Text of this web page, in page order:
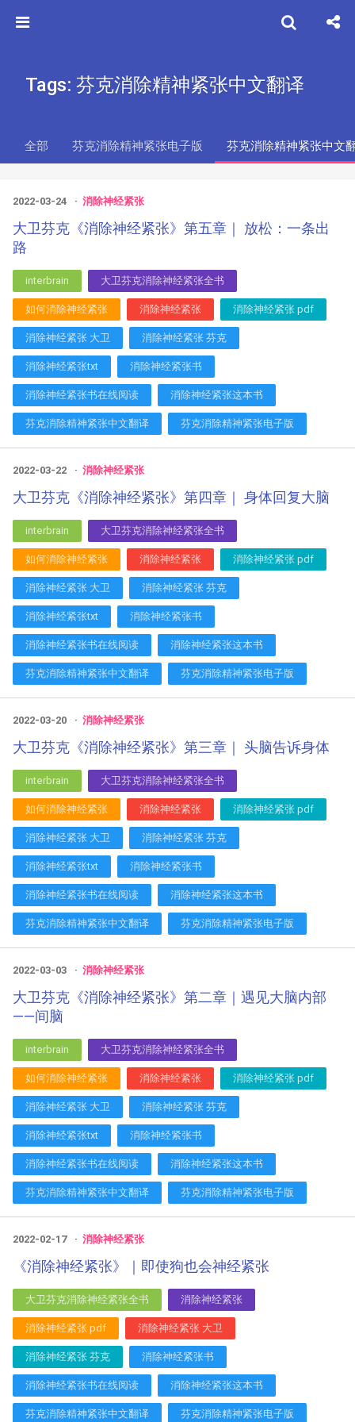
Tags: 芬克消除精神紧张中文翻译
全部 芬克消除精神紧张电子版 芬克消除精神紧张中文
2022-03-24 消除神经紧张
大卫芬克《消除神经紧张》第五章｜ 放松：一条出
路
interbrain 大卫芬克消除神经紧张全书
如何消除神经紧张 消除神经紧张 消除神经紧张 pdf
消除神经紧张 大卫 消除神经紧张 芬克
消除神经紧张txt 消除神经紧张书
消除神经紧张书在线阅读 消除神经紧张这本书
芬克消除精神紧张中文翻译 芬克消除精神紧张电子版
2022-03-22 消除神经紧张
大卫芬克《消除神经紧张》第四章｜ 身体回复大脑
interbrain 大卫芬克消除神经紧张全书
如何消除神经紧张 消除神经紧张 消除神经紧张 pdf
消除神经紧张 大卫 消除神经紧张 芬克
消除神经紧张txt 消除神经紧张书
消除神经紧张书在线阅读 消除神经紧张这本书
芬克消除精神紧张中文翻译 芬克消除精神紧张电子版
2022-03-20 消除神经紧张
大卫芬克《消除神经紧张》第三章｜ 头脑告诉身体
interbrain 大卫芬克消除神经紧张全书
如何消除神经紧张 消除神经紧张 消除神经紧张 pdf
消除神经紧张 大卫 消除神经紧张 芬克
消除神经紧张txt 消除神经紧张书
消除神经紧张书在线阅读 消除神经紧张这本书
芬克消除精神紧张中文翻译 芬克消除精神紧张电子版
2022-03-03 消除神经紧张
大卫芬克《消除神经紧张》第二章｜遇见大脑内部
——间脑
interbrain 大卫芬克消除神经紧张全书
如何消除神经紧张 消除神经紧张 消除神经紧张 pdf
消除神经紧张 大卫 消除神经紧张 芬克
消除神经紧张txt 消除神经紧张书
消除神经紧张书在线阅读 消除神经紧张这本书
芬克消除精神紧张中文翻译 芬克消除精神紧张电子版
2022-02-17 消除神经紧张
《消除神经紧张》｜即使狗也会神经紧张
大卫芬克消除神经紧张全书 消除神经紧张
消除神经紧张 pdf 消除神经紧张 大卫
消除神经紧张 芬克 消除神经紧张书
消除神经紧张书在线阅读 消除神经紧张这本书
芬克消除精神紧张中文翻译 芬克消除精神紧张电子版